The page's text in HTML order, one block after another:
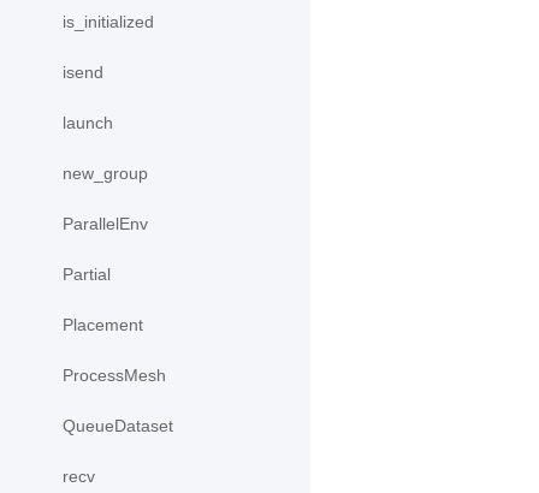
is_initialized
isend
launch
new_group
ParallelEnv
Partial
Placement
ProcessMesh
QueueDataset
recv